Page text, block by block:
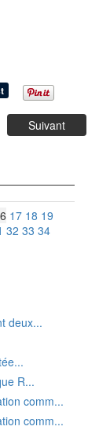
Suivant
17 18 19
32 33 34
deux...
R...
comm...
comm...